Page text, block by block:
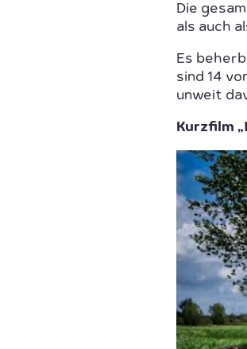
Die
als auch
Es
sind 14
unweit
Kurzfilm